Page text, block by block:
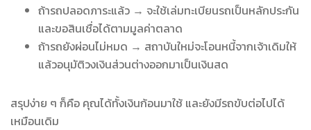
ถ้ารถปลอดภาระแล้ว → จะใช้เล่มทะเบียนรถเป็นหลักประกัน
และขอสินเชื่อได้ตามมูลค่าตลาด
ถ้ารถยังผ่อนไม่หมด → สถาบันใหม่จะโอนหนี้จากเจ้าเดิมให้
แล้วอนุมัติวงเงินส่วนต่างออกมาเป็นเงินสด
สรุปง่าย ๆ ก็คือ คุณได้ทั้งเงินก้อนมาใช้ และยังมีรถขับต่อไปได้
เหมือนเดิม